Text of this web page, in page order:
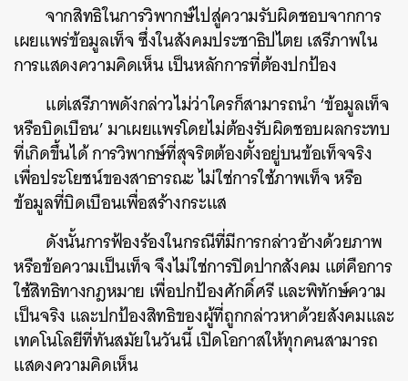
จากสิทธิในการวิพากษ์ไปสู่ความรับผิดชอบจากการ
เผยแพร่ข้อมูลเท็จ ซึ่งในสังคมประชาธิปไตย เสรีภาพใน
การแสดงความคิดเห็น เป็นหลักการที่ต้องปกป้อง
แต่เสรีภาพดังกล่าวไม่ว่าใครก็สามารถนำ ‘ข้อมูลเท็จ
หรือบิดเบือน’ มาเผยแพร่โดยไม่ต้องรับผิดชอบผลกระทบ
ที่เกิดขึ้นได้ การวิพากษ์ที่สุจริตต้องตั้งอยู่บนข้อเท็จจริง
เพื่อประโยชน์ของสาธารณะ ไม่ใช่การใช้ภาพเท็จ หรือ
ข้อมูลที่บิดเบือนเพื่อสร้างกระแส
ดังนั้นการฟ้องร้องในกรณีที่มีการกล่าวอ้างด้วยภาพ
หรือข้อความเป็นเท็จ จึงไม่ใช่การปิดปากสังคม แต่คือการ
ใช้สิทธิทางกฎหมาย เพื่อปกป้องศักดิ์ศรี และพิทักษ์ความ
เป็นจริง และปกป้องสิทธิของผู้ที่ถูกกล่าวหาด้วยสังคมและ
เทคโนโลยีที่ทันสมัยในวันนี้ เปิดโอกาสให้ทุกคนสามารถ
แสดงความคิดเห็น
ค้นหา
SHARE TWEET LINE EMAIL